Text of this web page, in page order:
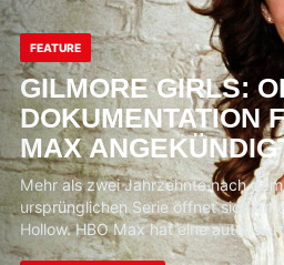
FEATURE
GILMORE GIRLS:
DOKUMENTATION
MAX
Mehr als zwei Jahrzehnte nach dem
ursprünglichen Serie öffnet sich
Hollow. HBO Max hat eine
„Gilmore Girls“ in Au…